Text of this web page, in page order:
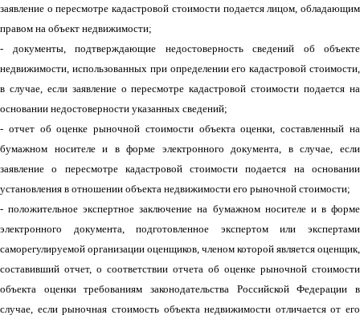
заявление о пересмотре кадастровой стоимости подается лицом, обладающим
правом на объект недвижимости;
- документы, подтверждающие недостоверность сведений об объекте
недвижимости, использованных при определении его кадастровой стоимости,
в случае, если заявление о пересмотре кадастровой стоимости подается на
основании недостоверности указанных сведений;
- отчет об оценке рыночной стоимости объекта оценки, составленный на
бумажном носителе и в форме электронного документа, в случае, если
заявление о пересмотре кадастровой стоимости подается на основании
установления в отношении объекта недвижимости его рыночной стоимости;
- положительное экспертное заключение на бумажном носителе и в форме
электронного документа, подготовленное экспертом или экспертами
саморегулируемой организации оценщиков, членом которой является оценщик,
составивший отчет, о соответствии отчета об оценке рыночной стоимости
объекта оценки требованиям законодательства Российской Федерации в
случае, если рыночная стоимость объекта недвижимости отличается от его